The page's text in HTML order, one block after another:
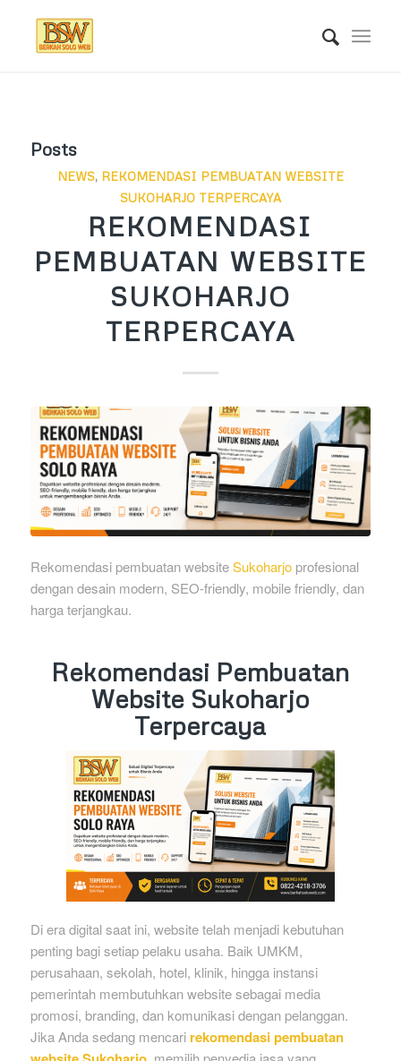
Posts
NEWS, REKOMENDASI PEMBUATAN WEBSITE
SUKOHARJO TERPERCAYA
REKOMENDASI
PEMBUATAN WEBSITE
SUKOHARJO
TERPERCAYA
Rekomendasi pembuatan websiteSukoharjoprofesional
dengan desain modern, SEO-friendly, mobile friendly, dan
harga terjangkau.
Rekomendasi Pembuatan
Website Sukoharjo
Terpercaya
Di era digital saat ini, website telah menjadi kebutuhan
penting bagi setiap pelaku usaha. Baik UMKM,
perusahaan, sekolah, hotel, klinik, hingga instansi
pemerintah membutuhkan website sebagai media
promosi, branding, dan komunikasi dengan pelanggan.
Jika Anda sedang mencari rekomendasi pembuatan